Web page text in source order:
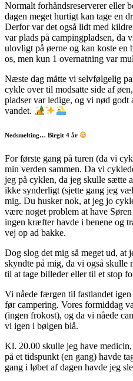
Normalt forhåndsreserverer eller
dagen meget hurtigt kan tage en
Derfor var det også lidt med
var plads på campingpladsen,
ulovligt på øerne og kan koste en
os, men kun 1 overnatning var
Næste dag måtte vi selvfølgelig
cykle over til modsatte side af
pladser var ledige, og vi nød godt
vandet.
Nedsmelting… Birgit 4 år
For første gang på turen (da vi
min verden sammen. Da vi
jeg på cyklen, da jeg skulle sætte
ikke synderligt (sjette gang jeg
mig. Du husker nok, at jeg jo
være noget problem at have
ingen kræfter havde i benene og
vej op ad bakke.
Dog slog det mig så meget ud, at
skyndte på mig, da vi også
til at tage billeder eller til et stop
Vi nåede færgen til fastlandet
før campering. Vores formiddag
(ingen frokost), og da vi nåede
vi igen i bølgen blå.
Kl. 20.00 skulle jeg have
på et tidspunkt (en gang) havde
gang i løbet af dagen havde jeg